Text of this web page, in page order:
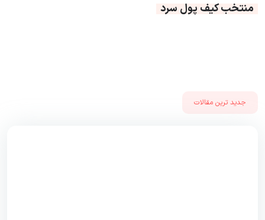
منتخب کیف پول سرد
جدید ترین مقالات